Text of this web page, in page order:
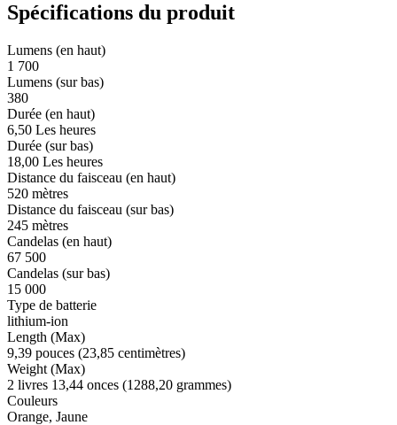
Spécifications du produit
Lumens (en haut)
1 700
Lumens (sur bas)
380
Durée (en haut)
6,50 Les heures
Durée (sur bas)
18,00 Les heures
Distance du faisceau (en haut)
520 mètres
Distance du faisceau (sur bas)
245 mètres
Candelas (en haut)
67 500
Candelas (sur bas)
15 000
Type de batterie
lithium-ion
Length (Max)
9,39 pouces (23,85 centimètres)
Weight (Max)
2 livres 13,44 onces (1288,20 grammes)
Couleurs
Orange, Jaune